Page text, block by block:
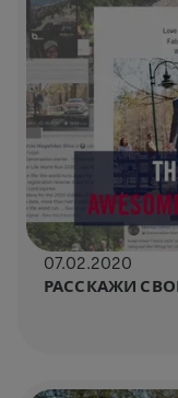
07.02.2020
РАССКАЖИ